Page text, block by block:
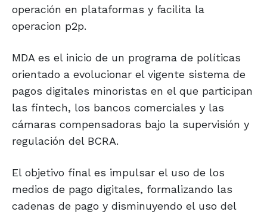
operación en plataformas y facilita la
operacion p2p.
MDA es el inicio de un programa de políticas
orientado a evolucionar el vigente sistema de
pagos digitales minoristas en el que participan
las fintech, los bancos comerciales y las
cámaras compensadoras bajo la supervisión y
regulación del BCRA.
El objetivo final es impulsar el uso de los
medios de pago digitales, formalizando las
cadenas de pago y disminuyendo el uso del